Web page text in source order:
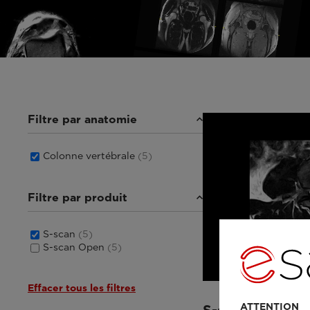
Filtre par anatomie
Colonne vertébrale (5)
Filtre par produit
S-scan (5)
S-scan Open (5)
Effacer tous les filtres
ATTENTION